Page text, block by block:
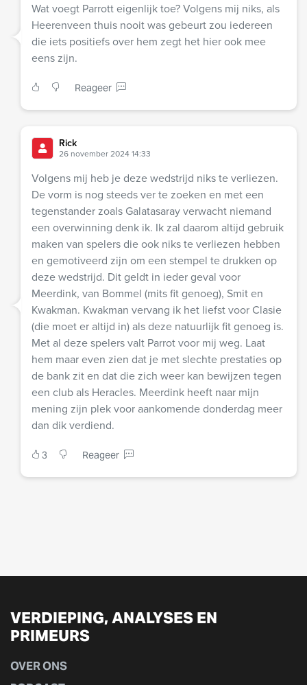
Wat voegt Parrott eigenlijk toe? Volgens mij niks, als
Heerenveen thuis nooit was gebeurt zou iedereen
die iets positiefs over hem zegt het hier ook mee
eens zijn.
Reageer
Rick
26 november 2024 14:33
Volgens mij heb je deze wedstrijd niks te verliezen.
De vorm is nog steeds ver te zoeken en met een
tegenstander zoals Galatasaray verwacht niemand
een overwinning denk ik. Ik zal daarom altijd gebruik
maken van spelers die ook niks te verliezen hebben
en gemotiveerd zijn om een stempel te drukken op
deze wedstrijd. Dit geldt in ieder geval voor
Meerdink, van Bommel (mits fit genoeg), Smit en
Kwakman. Kwakman vervang ik het liefst voor Clasie
(die moet er altijd in) als deze natuurlijk fit genoeg is.
Met al deze spelers valt Parrot voor mij weg. Laat
hem maar even zien dat je met slechte prestaties op
de bank zit en dat die zich weer kan bewijzen tegen
een club als Heracles. Meerdink heeft naar mijn
mening zijn plek voor aankomende donderdag meer
dan dik verdiend.
3 Reageer
VERDIEPING, ANALYSES EN
PRIMEURS
OVER ONS